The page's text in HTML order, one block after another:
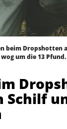
beim Dropshotten
um die 13 Pfund.
Schilf